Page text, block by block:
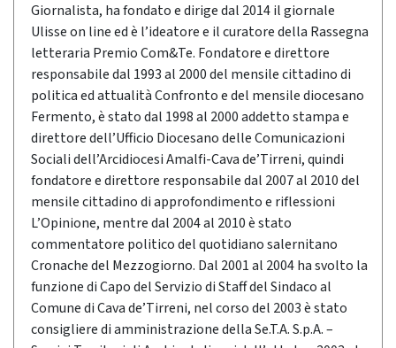
Giornalista, ha fondato e dirige dal 2014 il giornale
Ulisse on line ed è l’ideatore e il curatore della Rassegna
letteraria Premio Com&Te. Fondatore e direttore
responsabile dal 1993 al 2000 del mensile cittadino di
politica ed attualità Confronto e del mensile diocesano
Fermento, è stato dal 1998 al 2000 addetto stampa e
direttore dell’Ufficio Diocesano delle Comunicazioni
Sociali dell’Arcidiocesi Amalfi-Cava de’Tirreni, quindi
fondatore e direttore responsabile dal 2007 al 2010 del
mensile cittadino di approfondimento e riflessioni
L’Opinione, mentre dal 2004 al 2010 è stato
commentatore politico del quotidiano salernitano
Cronache del Mezzogiorno. Dal 2001 al 2004 ha svolto la
funzione di Capo del Servizio di Staff del Sindaco al
Comune di Cava de’Tirreni, nel corso del 2003 è stato
consigliere di amministrazione della Se.T.A. S.p.A. –